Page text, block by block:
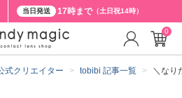
当日発送 17時まで（土日祝14時）
式クリエイター tobibi 記事一覧 ＼なり
0